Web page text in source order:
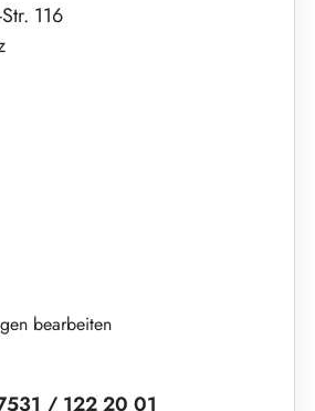
116
bearbeiten
/ 122 20 01